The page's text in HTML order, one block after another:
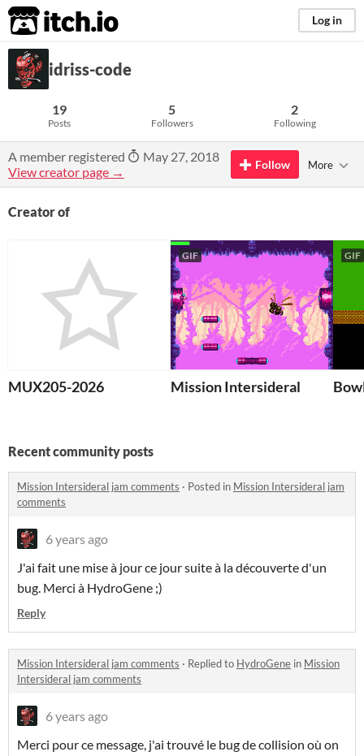
itch.io Log in
idriss-code
19
Posts
5
Followers
2
Following
A member registered
May 27, 2018
View creator page →
Follow More
Creator of
MUX205-2026
GIF
Mission Intersideral
GIF
Recent community posts
Mission Intersideral jam comments · Posted in Mission Intersideral jam
comments
6 years ago
J'ai fait une mise à jour ce jour suite à la découverte d'un
bug. Merci à HydroGene ;)
Reply
Mission Intersideral jam comments · Replied to HydroGene in Mission
Intersideral jam comments
6 years ago
Merci pour ce message, j'ai trouvé le bug de collision où on